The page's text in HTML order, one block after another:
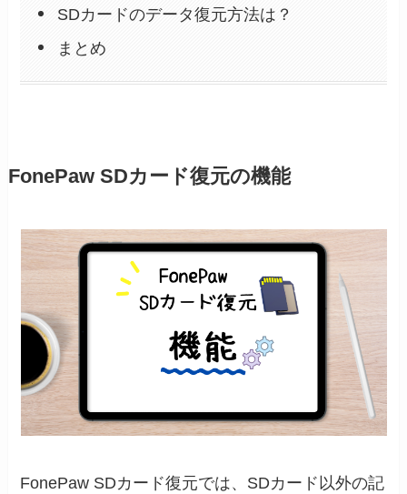
SDカードのデータ復元方法は？
まとめ
FonePaw SDカード復元の機能
FonePaw SDカード復元では、SDカード以外の記